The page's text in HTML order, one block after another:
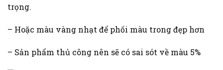
trọng.
– Hoặc màu vàng nhạt để phối màu trong đẹp hơn
– Sản phẩm thủ công nên sẽ có sai sót về màu 5%